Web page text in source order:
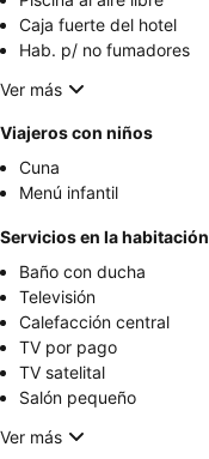
Caja fuerte del hotel
Hab. p/ no fumadores
Ver más
Viajeros con niños
Cuna
Menú infantil
Servicios en la habitación
Baño con ducha
Televisión
Calefacción central
TV por pago
TV satelital
Salón pequeño
Ver más